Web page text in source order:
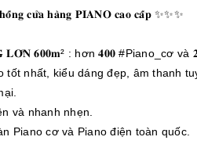
𝐜𝐮̛̉𝐚 𝐡𝐚̀𝐧𝐠 𝐏𝐈𝐀𝐍𝐎 𝐜𝐚𝐨 𝐜𝐚̂́𝐩 ✨✨✨
: hơn 𝟒𝟎𝟎 #Piano_cơ và
tốt nhất, kiểu dáng đẹp, âm thanh
và nhanh nhẹn.
Piano cơ và Piano điện toàn quốc.